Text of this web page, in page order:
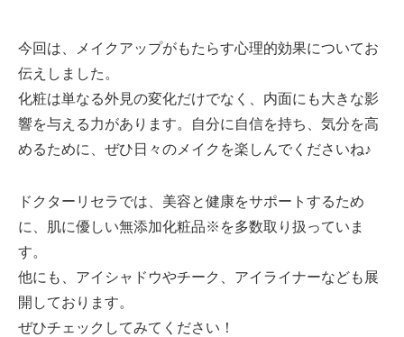
今回は、メイクアップがもたらす心理的効果についてお
伝えしました。
化粧は単なる外見の変化だけでなく、内面にも大きな影
響を与える力があります。自分に自信を持ち、気分を高
めるために、ぜひ日々のメイクを楽しんでくださいね♪
ドクターリセラでは、美容と健康をサポートするため
に、肌に優しい無添加化粧品※を多数取り扱っていま
す。
他にも、アイシャドウやチーク、アイライナーなども展
開しております。
ぜひチェックしてみてください！